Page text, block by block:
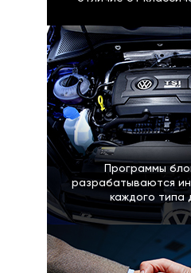
Программы
разрабатываются
каждого типа